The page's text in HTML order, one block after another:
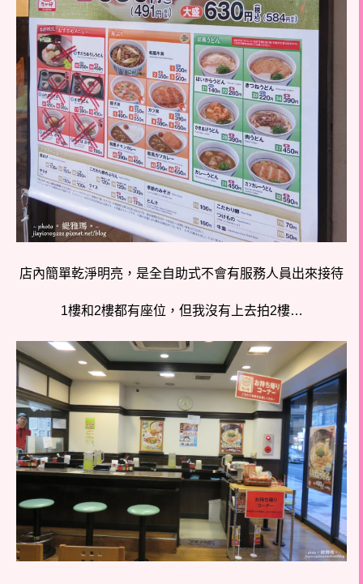
店內簡單乾淨明亮，是全自助式不會有服務人員出來接待
1樓和2樓都有座位，但我沒有上去拍2樓…